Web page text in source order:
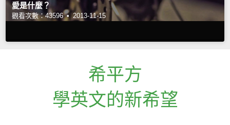
愛是什麼？
觀看次數：43596 • 2013-11-15
希平方
學英文的新希望